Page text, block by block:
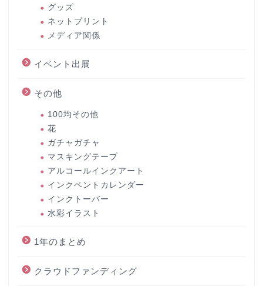
グッズ
ネットプリント
メディア関係
イベント出展
その他
100均その他
花
ガチャガチャ
マスキングテープ
アルコールインクアート
インクベントカレンダー
インクトーバー
水彩イラスト
1年のまとめ
クラウドファンディング